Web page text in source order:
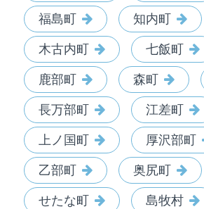
福島町 知内町
木古内町 七飯町
鹿部町 森町
長万部町 江差町
上ノ国町 厚沢部町
乙部町 奥尻町
せたな町 島牧村